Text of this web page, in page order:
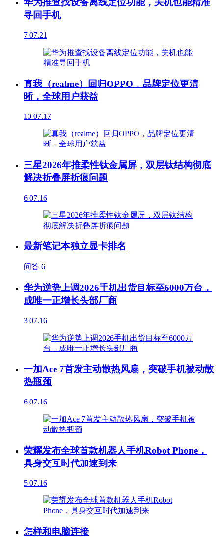
华为推查找设备离线定位功能，关机也能精准
寻回手机
7 07.21
真我（realme）回归OPPO，品牌定位更清
晰，全球用户获益
10 07.17
三星2026年推柔性钛金属屏，双层钛结构彻底
解决折叠屏折痕问题
6 07.16
最新笔记本独立显卡排名
问答 6
华为逆势上调2026手机出货目标至6000万台，
成唯一正增长头部厂商
3 07.16
一加Ace 7首发主动散热风扇，突破手机被动散
热瓶颈
6 07.16
荣耀发布全球首款机器人手机Robot Phone，
具身交互时代加速到来
5 07.16
怎样和电脑连接